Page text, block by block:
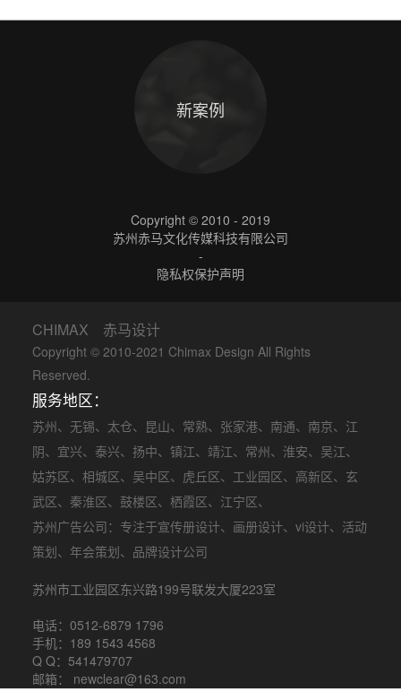
新案例
Copyright © 2010 - 2019
苏州赤马文化传媒科技有限公司
-
隐私权保护声明
CHIMAX 赤马设计
Copyright © 2010-2021 Chimax Design All Rights
Reserved.
服务地区：
苏州、 无锡、 太仓、 昆山、 常熟、 张家港、 南通、 南京、 江
阴、 宜兴、 泰兴、 扬中、 镇江、 靖江、 常州、 淮安、 吴江、
姑苏区、 相城区、 吴中区、 虎丘区、 工业园区、 高新区、 玄
武区、 秦淮区、 鼓楼区、 栖霞区、 江宁区、
苏州广告公司：专注于宣传册设计、 画册设计、 vi设计、 活动
策划、 年会策划、品牌设计公司
苏州市工业园区东兴路199号联发大厦223室
电话：0512-6879 1796
手机：189 1543 4568
Q Q：541479707
邮箱： newclear@163.com